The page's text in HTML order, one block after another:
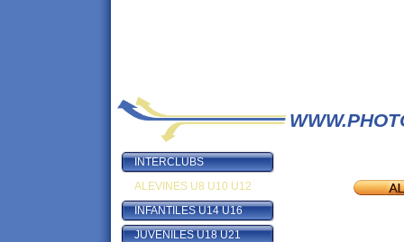
INTERCLUBS
ALEVINES U8 U10 U12
INFANTILES U14 U16
JUVENILES U18 U21